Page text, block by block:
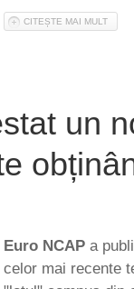
CITEȘTE MAI MULT
un
Euro NCAP a
celor mai recente